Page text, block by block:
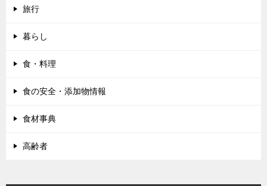
旅行
暮らし
食・料理
食の安全・添加物情報
食材事典
高齢者